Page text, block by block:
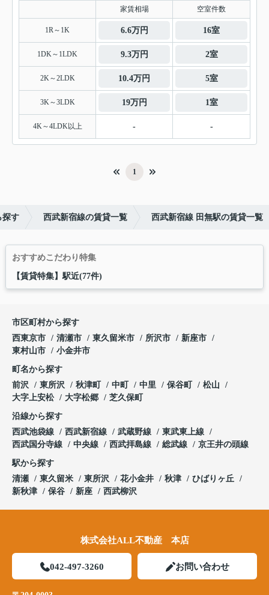
家賃相場 空室件数
1R～1K 6.6万円 16室
1DK～1LDK 9.3万円 2室
2K～2LDK 10.4万円 5室
3K～3LDK 19万円 1室
4K～4LDK以上 - -
1
探す 西武新宿線の賃貸一覧 西武新宿線 田無駅の賃貸一覧
おすすめこだわり特集
【賃貸特集】駅近(77件)
市区町村から探す
西東京市
清瀬市 東久留米市 所沢市
新座市
東村山市
小金井市
町名から探す
前沢
東所沢 秋津町 中町 中里 保谷町
松山
大字上安松
大字松郷 芝久保町
沿線から探す
西武池袋線
西武新宿線 武蔵野線
東武東上線
西武国分寺線
中央線 西武拝島線 総武線 京王井の頭線
駅から探す
清瀬
東久留米 東所沢 花小金井 秋津
ひばりヶ丘
新秋津
保谷 新座 西武柳沢
株式会社ALL不動産 本店
042-497-3260 お問い合わせ